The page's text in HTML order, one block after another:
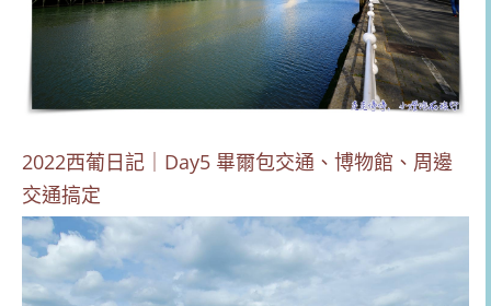
2022西葡日記｜Day5 畢爾包交通、博物館、周邊
交通搞定